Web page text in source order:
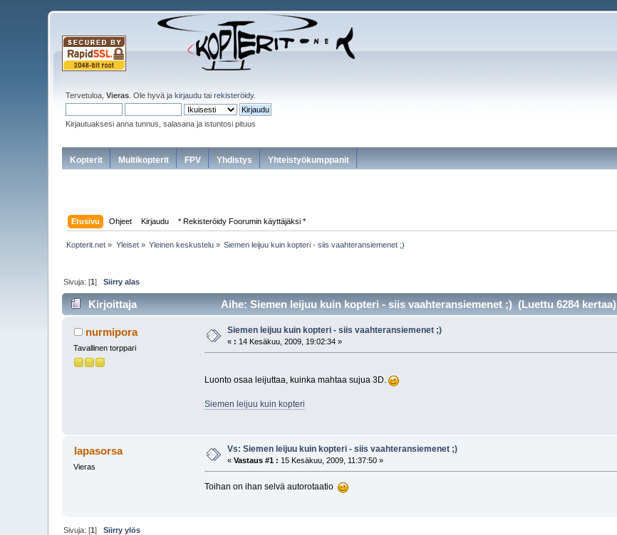
Tervetuloa,Vieras . Ole hyvä jakirjaudu tairekisteröidy.
Kirjautuaksesi anna tunnus, salasana ja istuntosi pituus
Kopterit Multikopterit FPV Yhdistys Yhteistyökumppanit
Etusivu Ohjeet Kirjaudu * Rekisteröidy Foorumin käyttäjäksi *
Kopterit.net » Yleiset» Yleinen keskustelu » Siemen leijuu kuin kopteri - siis vaahteransiemenet ;)
Sivuja: [1]Siirry alas
Kirjoittaja Aihe: Siemen leijuu kuin kopteri - siis vaahteransiemenet ;) (Luettu 6284 kertaa)
nurmipora
Tavallinen torppari
Siemen leijuu kuin kopteri - siis vaahteransiemenet ;)
« : 14 Kesäkuu, 2009, 19:02:34 »
Luonto osaa leijuttaa, kuinka mahtaa sujua 3D.
Siemen leijuu kuin kopteri
lapasorsa
Vieras
Vs: Siemen leijuu kuin kopteri - siis vaahteransiemenet ;)
«Vastaus #1 : 15 Kesäkuu, 2009, 11:37:50 »
Toihan on ihan selvä autorotaatio
Sivuja: [1]Siirry ylös